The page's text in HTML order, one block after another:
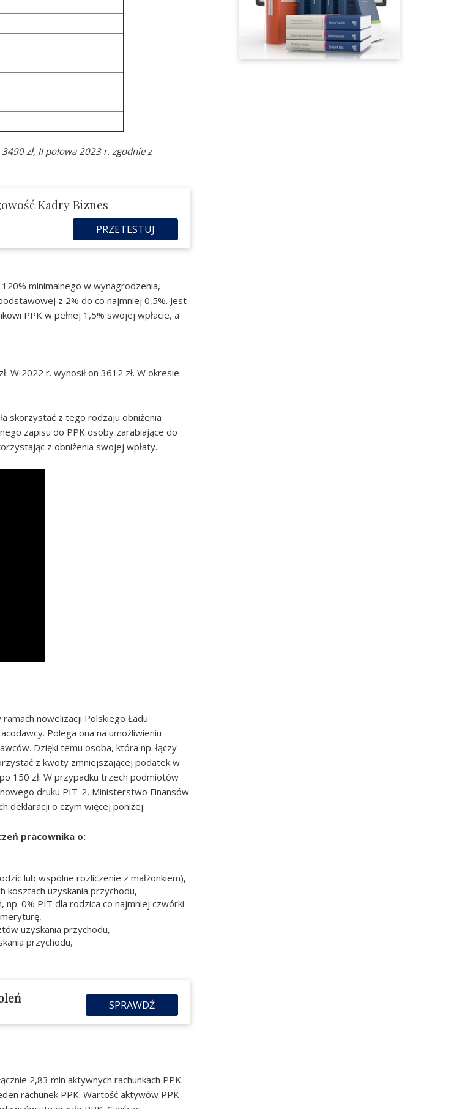
zł, II połowa 2023 r. zgodnie z
Kadry Biznes
PRZETESTUJ
minimalnego w wynagrodzenia,
z 2% do co najmniej 0,5%. Jest
PPK w pełnej 1,5% swojej wpłacie, a
W 2022 r. wynosił on 3612 zł. W okresie
skorzystać z tego rodzaju obniżenia
zapisu do PPK osoby zarabiające do
z obniżenia swojej wpłaty.
nowelizacji Polskiego Ładu
Polega ona na umożliwieniu
Dzięki temu osoba, która np. łączy
z kwoty zmniejszającej podatek w
150 zł. W przypadku trzech podmiotów
druku PIT-2, Ministerstwo Finansów
deklaracji o czym więcej poniżej.
pracownika o:
lub wspólne rozliczenie z małżonkiem),
kosztach uzyskania przychodu,
0% PIT dla rodzica co najmniej czwórki
uzyskania przychodu,
przychodu,
SPRAWDŹ
2,83 mln aktywnych rachunkach PPK.
rachunek PPK. Wartość aktywów PPK